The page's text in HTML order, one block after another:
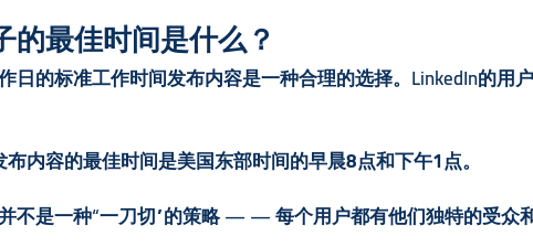
的最佳时间是什么？
日的标准工作时间发布内容是一种合理的选择。LinkedIn的用
内容的最佳时间是美国东部时间的早晨8点和下午1点。
不是一种“一刀切”的策略 — — 每个用户都有他们独特的受众